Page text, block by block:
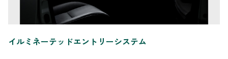
イルミネーテッドエントリーシステム